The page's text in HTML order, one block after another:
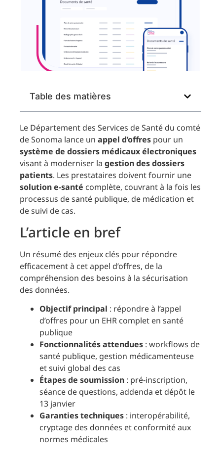
Table des matières
Le Département des Services de Santé du comté
de Sonoma lance un appel d’offres pour un
système de dossiers médicaux électroniques
visant à moderniser la gestion des dossiers
patients. Les prestataires doivent fournir une
solution e-santé complète, couvrant à la fois les
processus de santé publique, de médication et
de suivi de cas.
L’article en bref
Un résumé des enjeux clés pour répondre
efficacement à cet appel d’offres, de la
compréhension des besoins à la sécurisation
des données.
Objectif principal : répondre à l’appel
d’offres pour un EHR complet en santé
publique
Fonctionnalités attendues : workflows de
santé publique, gestion médicamenteuse
et suivi global des cas
Étapes de soumission : pré-inscription,
séance de questions, addenda et dépôt le
13 janvier
Garanties techniques : interopérabilité,
cryptage des données et conformité aux
normes médicales